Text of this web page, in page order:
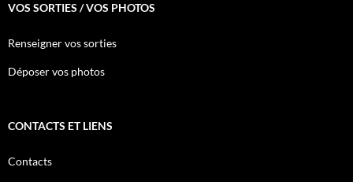
VOS SORTIES / VOS PHOTOS
Renseigner vos sorties
Déposer vos photos
CONTACTS ET LIENS
Contacts